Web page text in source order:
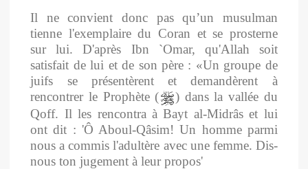
Il ne convient donc pas qu’un musulman
tienne l'exemplaire du Coran et se prosterne
sur lui. D'après Ibn `Omar, qu'Allah soit
satisfait de lui et de son père : «Un groupe de
juifs se présentèrent et demandèrent à
rencontrer le Prophète (
) dans la vallée du
Qoff. Il les rencontra à Bayt al-Midrâs et lui
ont dit : 'Ô Aboul-Qâsim! Un homme parmi
nous a commis l'adultère avec une femme. Dis-
nous ton jugement à leur propos'